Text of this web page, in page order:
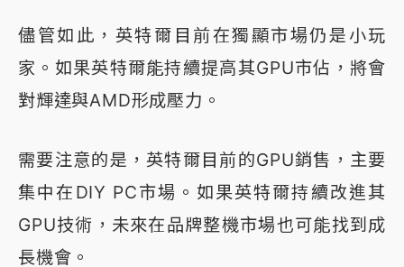
儘管如此，英特爾目前在獨顯市場仍是小玩
家。如果英特爾能持續提高其GPU市佔，將會
對輝達與AMD形成壓力。
需要注意的是，英特爾目前的GPU銷售，主要
集中在DIY PC市場。如果英特爾持續改進其
GPU技術，未來在品牌整機市場也可能找到成
長機會。